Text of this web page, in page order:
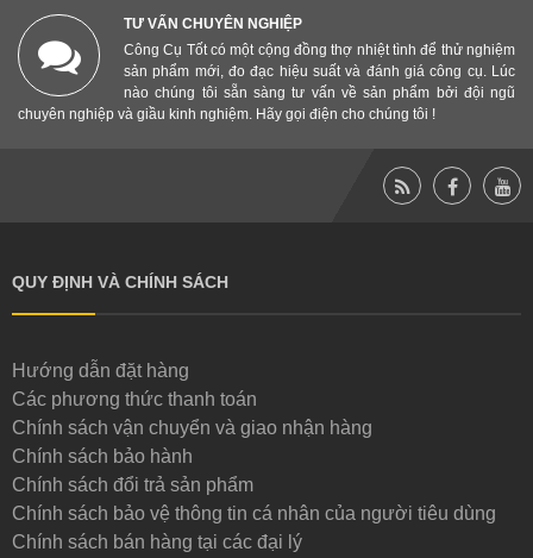
TƯ VẤN CHUYÊN NGHIỆP
Công Cụ Tốt có một cộng đồng thợ nhiệt tình để thử nghiệm
sản phẩm mới, đo đạc hiệu suất và đánh giá công cụ. Lúc
nào chúng tôi sẵn sàng tư vấn về sản phẩm bởi đội ngũ
chuyên nghiệp và giầu kinh nghiệm. Hãy gọi điện cho chúng tôi !
QUY ĐỊNH VÀ CHÍNH SÁCH
Hướng dẫn đặt hàng
Các phương thức thanh toán
Chính sách vận chuyển và giao nhận hàng
Chính sách bảo hành
Chính sách đổi trả sản phẩm
Chính sách bảo vệ thông tin cá nhân của người tiêu dùng
Chính sách bán hàng tại các đại lý